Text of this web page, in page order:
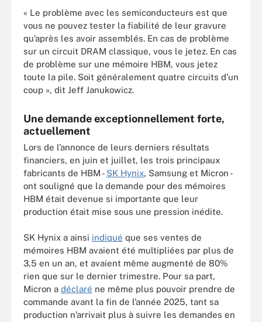
« Le problème avec les semiconducteurs est que
vous ne pouvez tester la fiabilité de leur gravure
qu’après les avoir assemblés. En cas de problème
sur un circuit DRAM classique, vous le jetez. En cas
de problème sur une mémoire HBM, vous jetez
toute la pile. Soit généralement quatre circuits d’un
coup », dit Jeff Janukowicz.
Une demande exceptionnellement forte,
actuellement
Lors de l’annonce de leurs derniers résultats
financiers, en juin et juillet, les trois principaux
fabricants de HBM - SK Hynix, Samsung et Micron -
ont souligné que la demande pour des mémoires
HBM était devenue si importante que leur
production était mise sous une pression inédite.
SK Hynix a ainsi indiqué que ses ventes de
mémoires HBM avaient été multipliées par plus de
3,5 en un an, et avaient même augmenté de 80%
rien que sur le dernier trimestre. Pour sa part,
Micron a déclaré ne même plus pouvoir prendre de
commande avant la fin de l’année 2025, tant sa
production n’arrivait plus à suivre les demandes en